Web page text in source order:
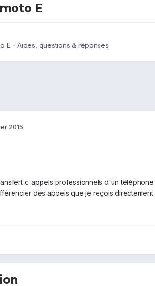
E
E - Aides, questions & réponses
2015
d'appels professionnels d'un téléphone
des appels que je reçois directement